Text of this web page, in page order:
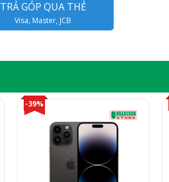
TRẢ GÓP QUA THẺ
Visa, Master, JCB
-39%